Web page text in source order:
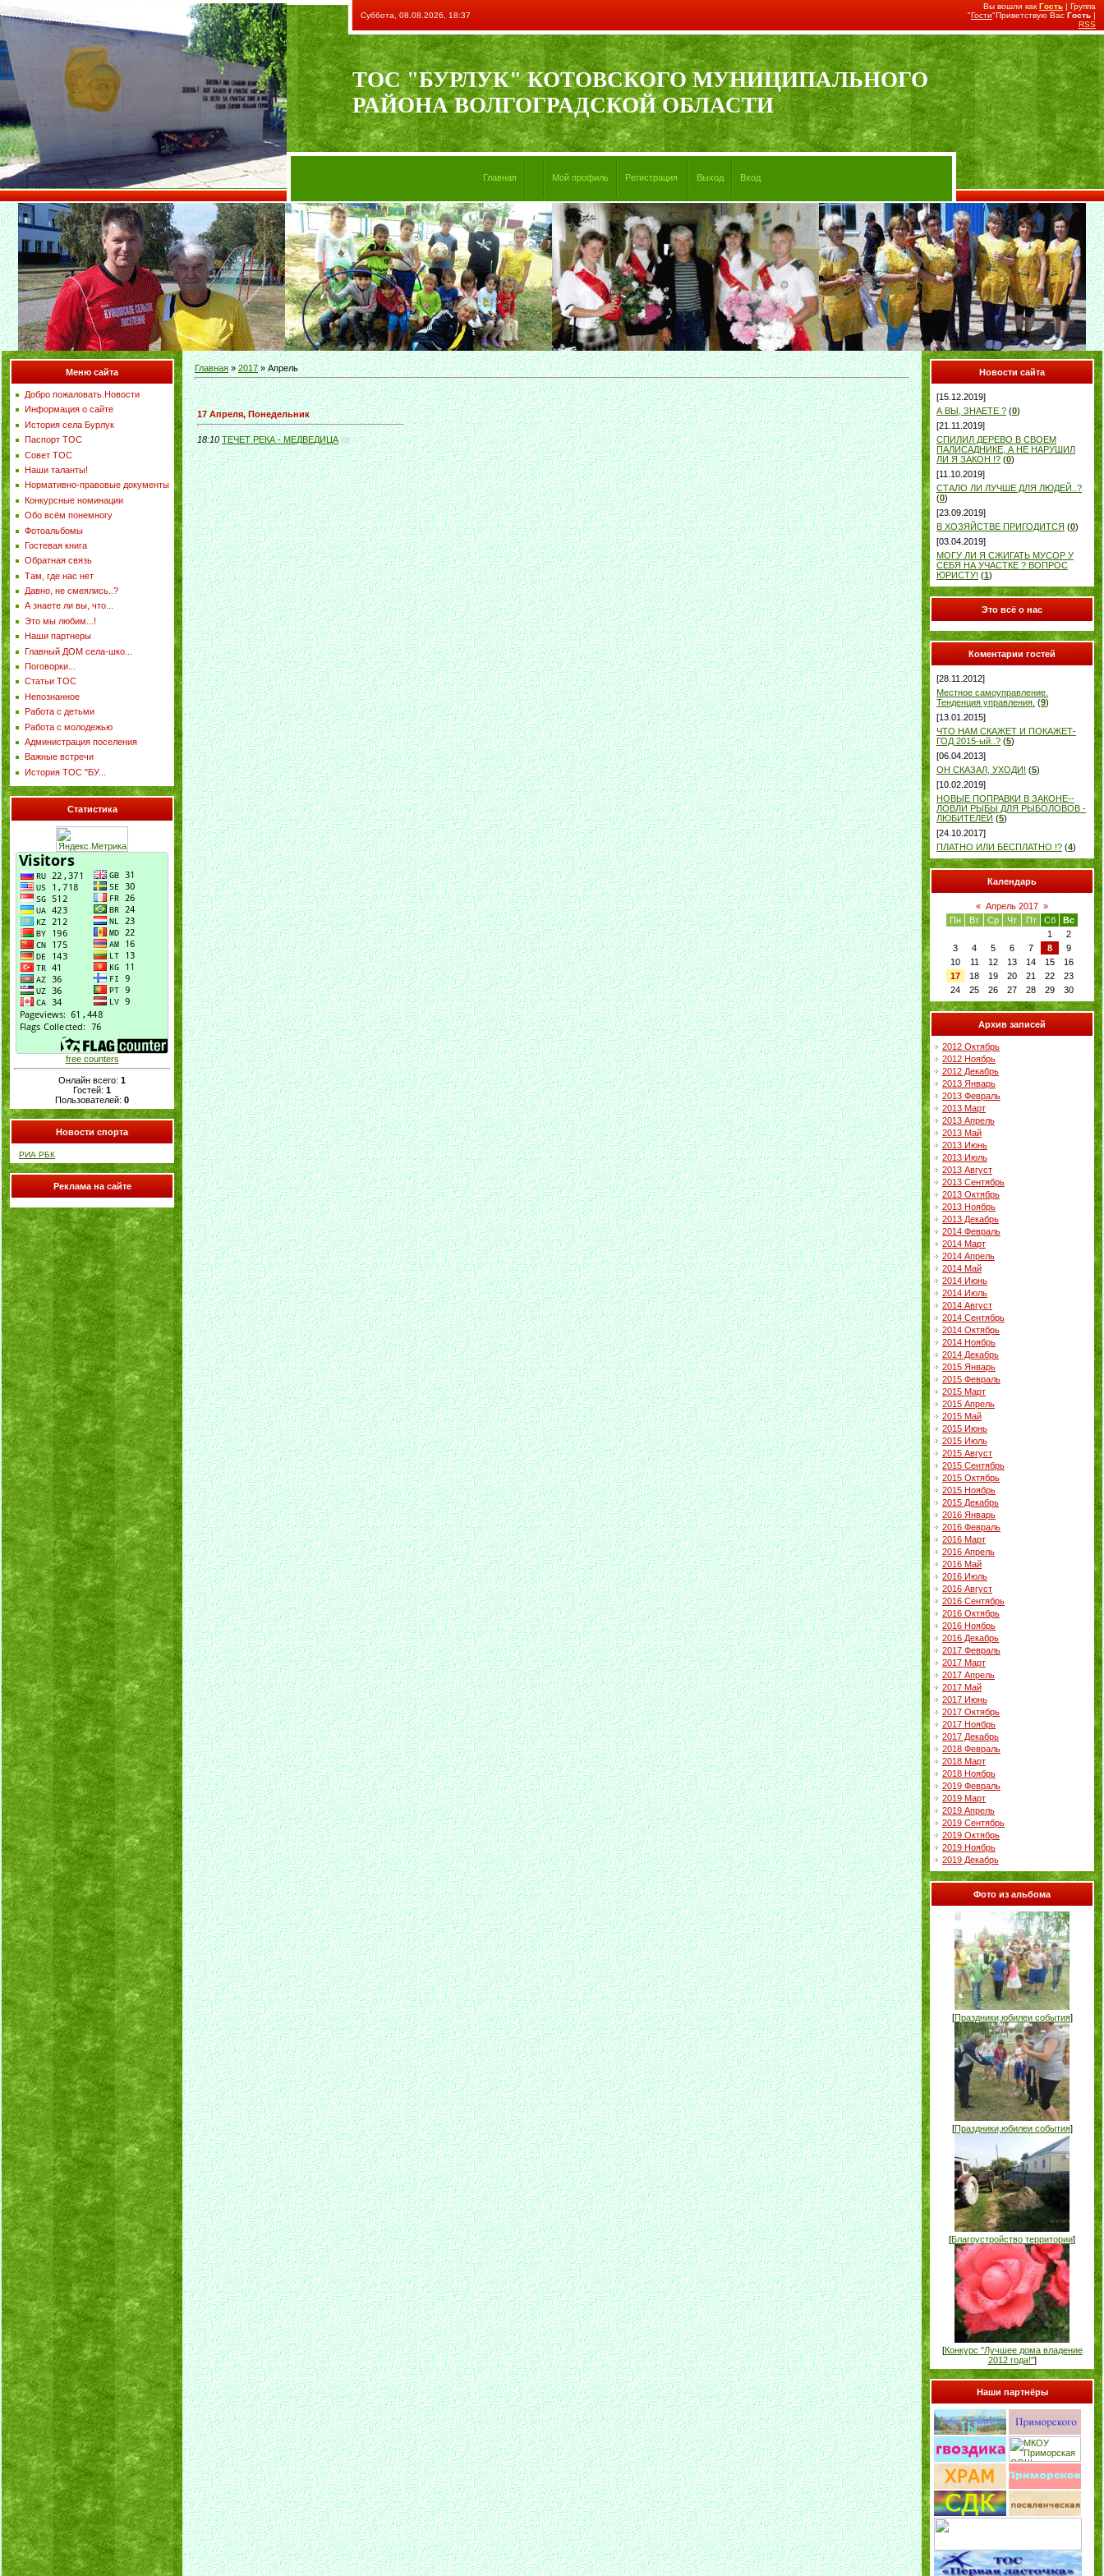
Суббота, 08.08.2026, 18:37
Вы вошли как Гость | Группа
"Гости"Приветствую Вас Гость |
RSS
ТОС "БУРЛУК" КОТОВСКОГО МУНИЦИПАЛЬНОГО
РАЙОНА ВОЛГОГРАДСКОЙ ОБЛАСТИ
Главная Мой профиль Регистрация Выход Вход
Меню сайта
Добро пожаловать.Новости
Информация о сайте
История села Бурлук
Паспорт ТОС
Совет ТОС
Наши таланты!
Нормативно-правовые документы
Конкурсные номинации
Обо всём понемногу
Фотоальбомы
Гостевая книга
Обратная связь
Там, где нас нет
Давно, не смеялись..?
А знаете ли вы, что...
Это мы любим...!
Наши партнеры
Главный ДОМ села-шко...
Поговорки...
Статьи ТОС
Непознанное
Работа с детьми
Работа с молодежью
Администрация поселения
Важные встречи
История ТОС "БУ...
Статистика
free counters
Онлайн всего: 1
Гостей: 1
Пользователей: 0
Новости спорта
РИА РБК
Реклама на сайте
Главная»2017 » Апрель
17 Апреля, Понедельник
18:10 ТЕЧЕТ РЕКА - МЕДВЕДИЦА (0)
Новости сайта
[15.12.2019]
А ВЫ, ЗНАЕТЕ ? (0)
[21.11.2019]
СПИЛИЛ ДЕРЕВО В СВОЕМ
ПАЛИСАДНИКЕ, А НЕ НАРУШИЛ
ЛИ Я ЗАКОН !? (0)
[11.10.2019]
СТАЛО ЛИ ЛУЧШЕ ДЛЯ ЛЮДЕЙ..?
(0)
[23.09.2019]
В ХОЗЯЙСТВЕ ПРИГОДИТСЯ (0)
[03.04.2019]
МОГУ ЛИ Я СЖИГАТЬ МУСОР У
СЕБЯ НА УЧАСТКЕ ? ВОПРОС
ЮРИСТУ! (1)
Это всё о нас
Коментарии гостей
[28.11.2012]
Местное самоуправление.
Тенденция управления. (9)
[13.01.2015]
ЧТО НАМ СКАЖЕТ И ПОКАЖЕТ-
ГОД 2015-ый..? (5)
[06.04.2013]
ОН СКАЗАЛ, УХОДИ! (5)
[10.02.2019]
НОВЫЕ ПОПРАВКИ В ЗАКОНЕ--
ЛОВЛИ РЫБЫ ДЛЯ РЫБОЛОВОВ -
ЛЮБИТЕЛЕЙ (5)
[24.10.2017]
ПЛАТНО ИЛИ БЕСПЛАТНО !? (4)
Календарь
« Апрель 2017 »
Пн
Вт Ср Чт Пт Сб
Вс
1
2
3
4 5 6 7 8
9
10
11 12 13 14 15
16
17
18 19 20 21 22
23
24
25 26 27 28 29 30
Архив записей
2012 Октябрь
2012 Ноябрь
2012 Декабрь
2013 Январь
2013 Февраль
2013 Март
2013 Апрель
2013 Май
2013 Июнь
2013 Июль
2013 Август
2013 Сентябрь
2013 Октябрь
2013 Ноябрь
2013 Декабрь
2014 Февраль
2014 Март
2014 Апрель
2014 Май
2014 Июнь
2014 Июль
2014 Август
2014 Сентябрь
2014 Октябрь
2014 Ноябрь
2014 Декабрь
2015 Январь
2015 Февраль
2015 Март
2015 Апрель
2015 Май
2015 Июнь
2015 Июль
2015 Август
2015 Сентябрь
2015 Октябрь
2015 Ноябрь
2015 Декабрь
2016 Январь
2016 Февраль
2016 Март
2016 Апрель
2016 Май
2016 Июль
2016 Август
2016 Сентябрь
2016 Октябрь
2016 Ноябрь
2016 Декабрь
2017 Февраль
2017 Март
2017 Апрель
2017 Май
2017 Июнь
2017 Октябрь
2017 Ноябрь
2017 Декабрь
2018 Февраль
2018 Март
2018 Ноябрь
2019 Февраль
2019 Март
2019 Апрель
2019 Сентябрь
2019 Октябрь
2019 Ноябрь
2019 Декабрь
Фото из альбома
[Праздники,юбилеи события]
[Праздники,юбилеи события]
[Благоустройство территории]
[Конкурс "Лучшее дома владение
2012 года!"]
Наши партнёры